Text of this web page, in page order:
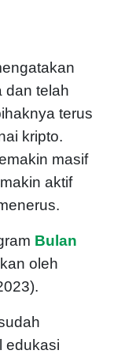
dan telah
terus
kripto.
masif
aktif
Bulan
oleh
edukasi